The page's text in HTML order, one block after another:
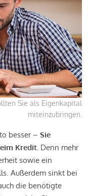
Sie als Eigenkapital
miteinzubringen.
besser – Sie
Kredit. Denn mehr
sowie ein
Außerdem sinkt bei
die benötigte